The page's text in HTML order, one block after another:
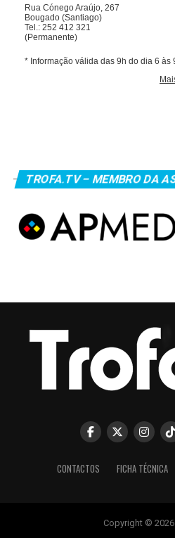
TROFA.TV – MEMBRO DA
CONTACTOS FICHA TÉCNICA
Copyright ©